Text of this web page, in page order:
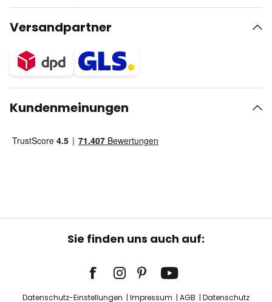
Versandpartner
Kundenmeinungen
Sie finden uns auch auf:
Datenschutz-Einstellungen Impressum AGB Datenschutz